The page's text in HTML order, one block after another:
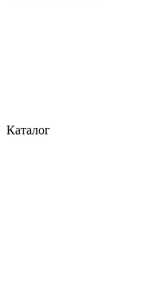
Каталог